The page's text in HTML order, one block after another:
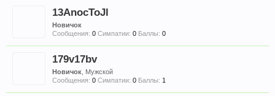
13AnocToJl
Новичок
Сообщения: 0 Симпатии: 0 Баллы: 0
179v17bv
Новичок , Мужской
Сообщения: 0 Симпатии: 0 Баллы: 1